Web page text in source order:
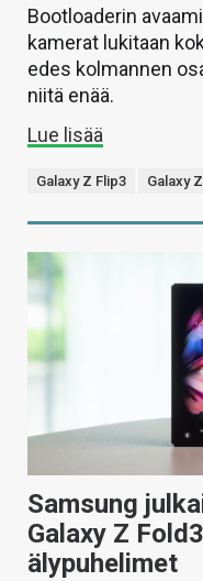
Bootloaderin
kamerat lukitaan
edes kolmannen
niitä enää.
Lue lisää
Galaxy Z Flip3 Galaxy
Samsung
Galaxy Z
älypuhelimet